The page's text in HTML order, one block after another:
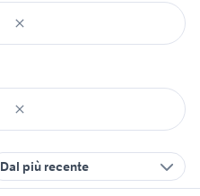
Dal più recente